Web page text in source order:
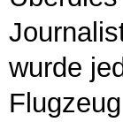
wurde